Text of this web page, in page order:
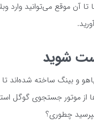
آن موقع می‌توانید وارد
شوید
و بینگ ساخته شده‌اند تا
برسانند. خب، 98% ایرانی‌ها از
چطوری؟